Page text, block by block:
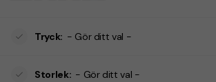
Tryck: - Gör ditt val -
Storlek: - Gör ditt val -